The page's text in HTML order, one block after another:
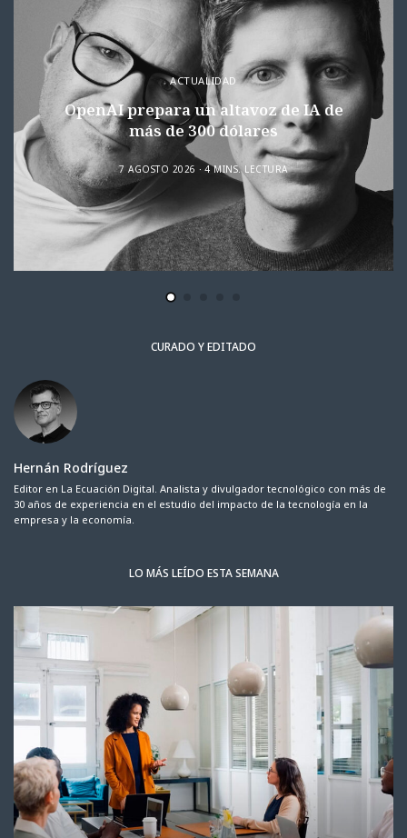
ACTUALIDAD
OpenAI prepara un altavoz de IA de
más de 300 dólares
7 AGOSTO 2026 4 MINS. LECTURA
CURADO Y EDITADO
Hernán Rodríguez
Editor en La Ecuación Digital. Analista y divulgador tecnológico con más de
30 años de experiencia en el estudio del impacto de la tecnología en la
empresa y la economía.
LO MÁS LEÍDO ESTA SEMANA